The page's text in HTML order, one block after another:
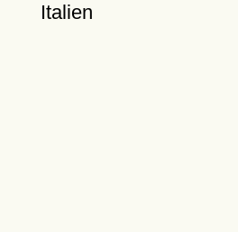
Italien